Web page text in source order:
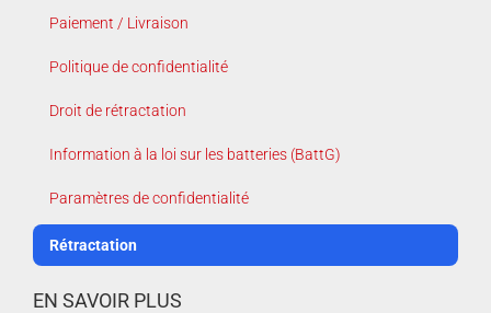
Paiement / Livraison
Politique de confidentialité
Droit de rétractation
Information à la loi sur les batteries (BattG)
Paramètres de confidentialité
Rétractation
EN SAVOIR PLUS